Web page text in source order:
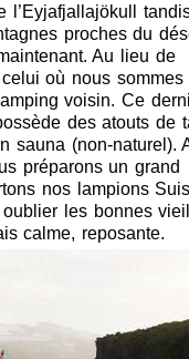
l’Eyjafjallajökull
proches du
Au lieu de
où nous sommes
voisin. Ce
des atouts de
sauna (non-naturel).
préparons un grand
nos lampions
les bonnes
calme, reposante.